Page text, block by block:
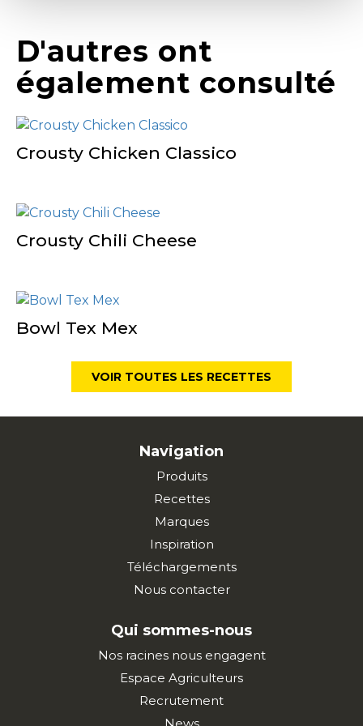
D'autres ont
également consulté
Crousty Chicken Classico
Crousty Chili Cheese
Bowl Tex Mex
VOIR TOUTES LES RECETTES
Navigation
Produits
Recettes
Marques
Inspiration
Téléchargements
Nous contacter
Qui sommes-nous
Nos racines nous engagent
Espace Agriculteurs
Recrutement
News